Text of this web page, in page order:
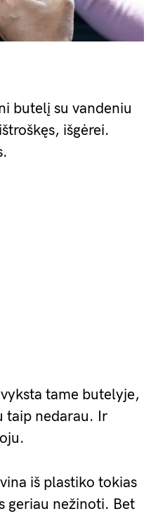
butelį su vandeniu
išgėrei.
tame butelyje,
taip nedarau. Ir
iš plastiko tokias
geriau nežinoti. Bet